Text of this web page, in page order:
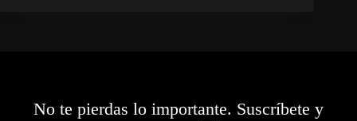
No te pierdas lo importante. Suscríbete y